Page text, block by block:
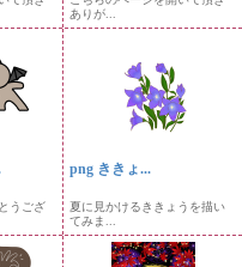
ありが...
うござ
png ききょ...
夏に見かけるききょうを描い
てみま...